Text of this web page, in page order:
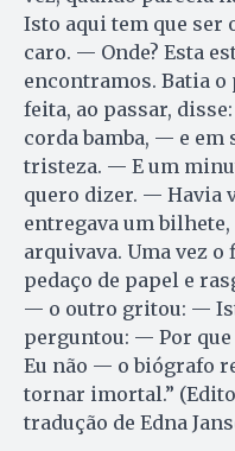
Isto aqui tem que ser
caro. — Onde? Esta
encontramos. Batia o
feita, ao passar,
corda bamba, — e
tristeza. — E um
quero dizer. — Havia
entregava um
arquivava. Uma vez
pedaço de papel e
— o outro gritou: —
perguntou: — Por
Eu não — o biógrafo
tornar imortal.”
tradução de Edna